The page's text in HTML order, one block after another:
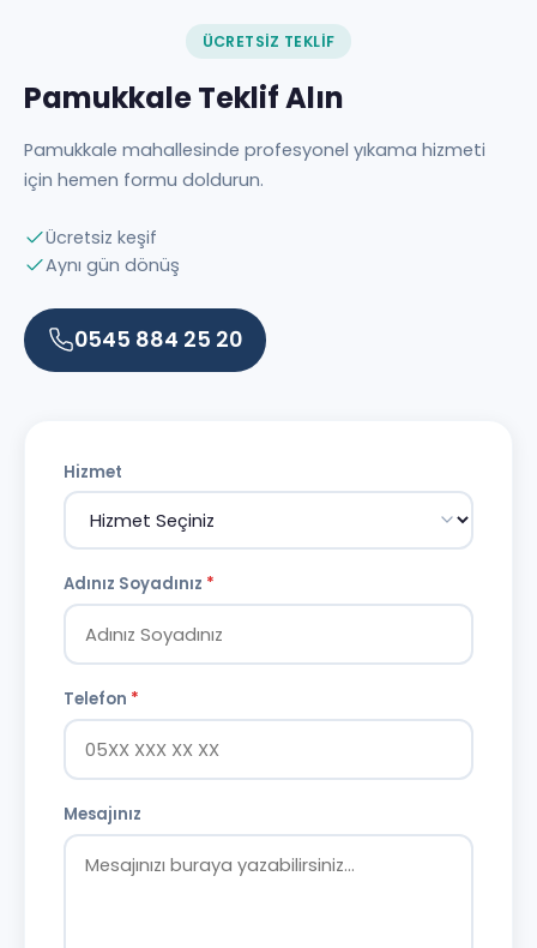
ÜCRETSIZ TEKLIF
Pamukkale Teklif Alın
Pamukkale mahallesinde profesyonel yıkama hizmeti
için hemen formu doldurun.
Ücretsiz keşif
Aynı gün dönüş
0545 884 25 20
Hizmet
Adınız Soyadınız *
Telefon *
Mesajınız